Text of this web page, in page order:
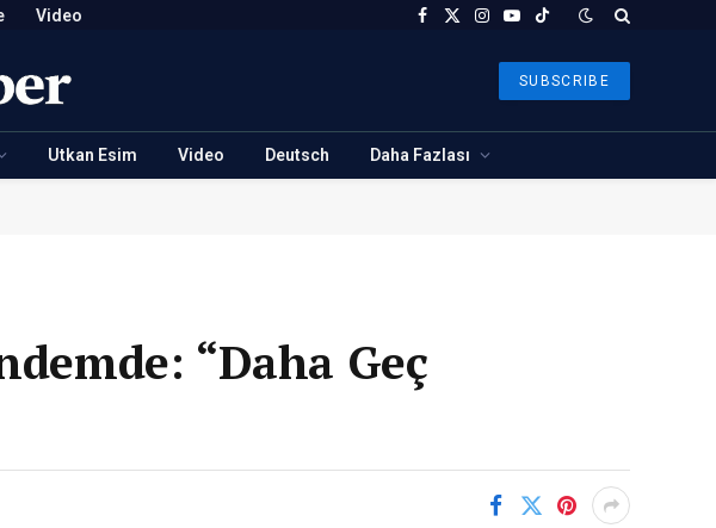
Video Facebook
X
Instagram
YouTubeTikTok
SUBSCRIBE
Utkan Esim Video Deutsch Daha Fazlası
“Daha Geç